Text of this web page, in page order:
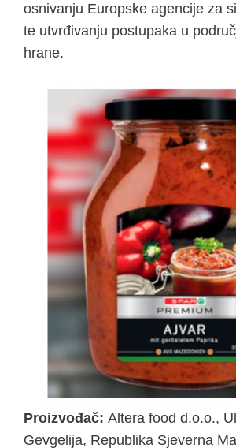
osnivanju Europske agencije za
te utvrđivanju postupaka u
hrane.
Proizvođač: Altera food d.o.o.,
Gevgelija, Republika Sjeverna